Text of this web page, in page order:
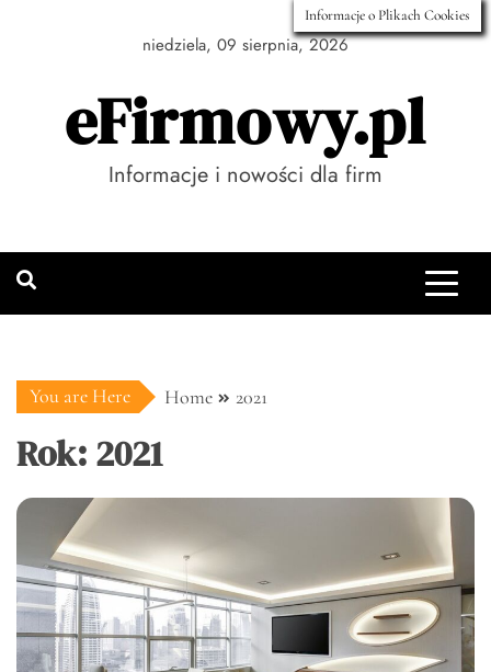
niedziela, 09 sierpnia, 2026
eFirmowy.pl
Informacje i nowości dla firm
You are Here Home 2021
Rok: 2021
Informacje o Plikach Cookies